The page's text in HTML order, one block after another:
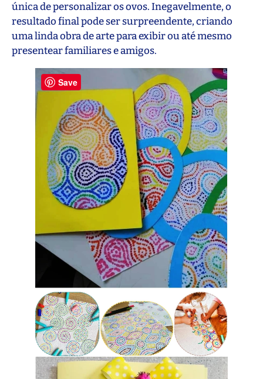
única de personalizar os ovos. Inegavelmente, o
resultado final pode ser surpreendente, criando
uma linda obra de arte para exibir ou até mesmo
presentear familiares e amigos.
Save